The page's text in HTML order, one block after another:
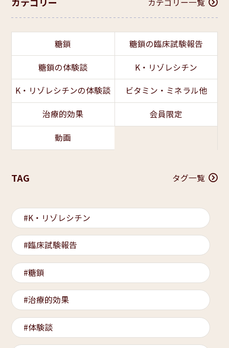
糖鎖
糖鎖の臨床試験報告
糖鎖の体験談
K・リゾレシチン
K・リゾレシチンの体験談
ビタミン・ミネラル他
治療的効果
会員限定
動画
TAG タグ一覧
K・リゾレシチン
臨床試験報告
糖鎖
治療的効果
体験談